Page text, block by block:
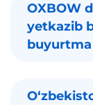
OXBOW
yetkazib